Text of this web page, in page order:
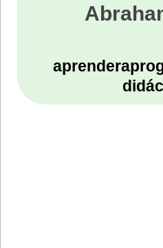
boolean motorEsParaAgua;
else{